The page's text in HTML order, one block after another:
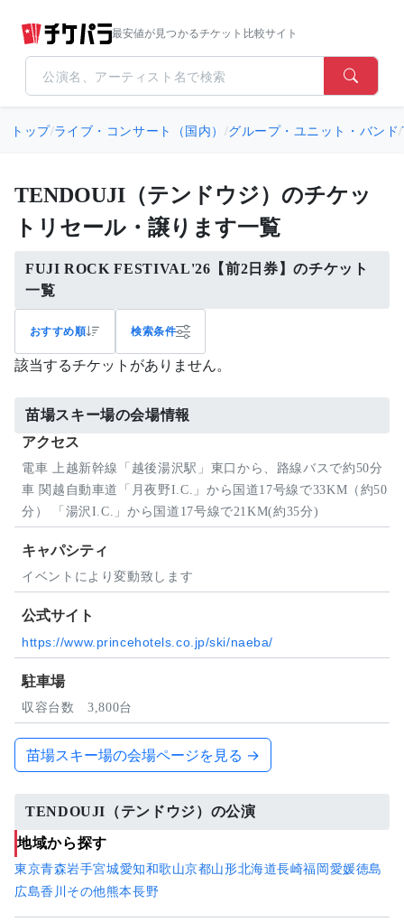
最安値が見つかるチケット比較サイト
トップ/ライブ・コンサート（国内） /グループ・ユニット・バンド/
TENDOUJI（テンドウジ）のチケッ
トリセール・譲ります一覧
FUJI ROCK FESTIVAL'26【前2日券】のチケット
一覧
おすすめ順 検索条件
該当するチケットがありません。
苗場スキー場の会場情報
アクセス
電車 上越新幹線「越後湯沢駅」東口から、路線バスで約50分
車 関越自動車道「月夜野I.C.」から国道17号線で33KM（約50
分） 「湯沢I.C.」から国道17号線で21KM(約35分)
キャパシティ
イベントにより変動致します
公式サイト
https://www.princehotels.co.jp/ski/naeba/
駐車場
収容台数 3,800台
苗場スキー場の会場ページを見る →
TENDOUJI（テンドウジ）の公演
地域から探す
東京青森岩手宮城愛知和歌山京都山形北海道長崎福岡愛媛徳島
広島香川 その他熊本長野